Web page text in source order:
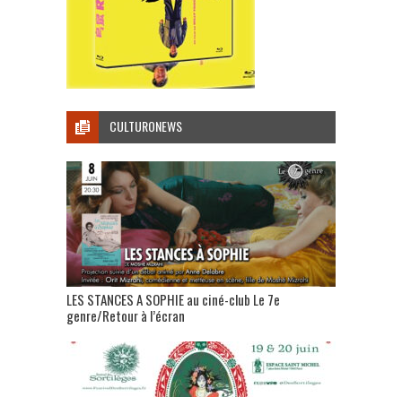
CULTURONEWS
LES STANCES A SOPHIE au ciné-club Le 7e
genre/Retour à l’écran